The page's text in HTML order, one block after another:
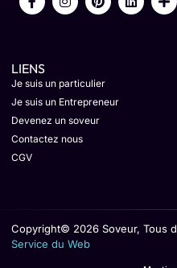
LIENS
Je suis un particulier
Je suis un Entrepreneur
Devenez un soveur
Contactez nous
CGV
Copyright© 2026 Soveur, Tous
Service du Web